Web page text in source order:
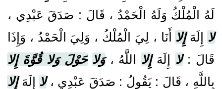
لَهُ الْمُلْكُ وَلَهُ الْحَمْدُ ، قَالَ : صَدَقَ عَبْدِي ،
لا إِلَهَإِلا أَنَا ، لِيَ الْمُلْكُ ، وَلِيَ الْحَمْدُ ، وَإِذَا
قَالَ :لا إِلَهَإِلا اللَّهُ ،وَلا حَوْلَ وَلا قُوَّةَ إِلا
بِاللَّهِ ، قَالَ : يَقُولُ : صَدَقَ عَبْدِي ،لا إِلَهَإِلا